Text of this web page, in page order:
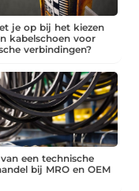
je op bij het kiezen
kabelschoen voor
verbindingen?
een technische
bij MRO en OEM